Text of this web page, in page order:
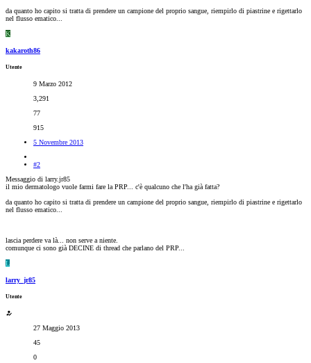
da quanto ho capito si tratta di prendere un campione del proprio sangue, riempirlo di piastrine e rigettarlo
nel flusso ematico...
K
kakaroth86
Utente
9 Marzo 2012
3,291
77
915
5 Novembre 2013
#2
Messaggio di larry.jr85
il mio dermatologo vuole farmi fare la PRP... c'è qualcuno che l'ha già fatta?
da quanto ho capito si tratta di prendere un campione del proprio sangue, riempirlo di piastrine e rigettarlo
nel flusso ematico...
lascia perdere va là... non serve a niente.
comunque ci sono già DECINE di thread che parlano del PRP...
L
larry_jr85
Utente
27 Maggio 2013
45
0